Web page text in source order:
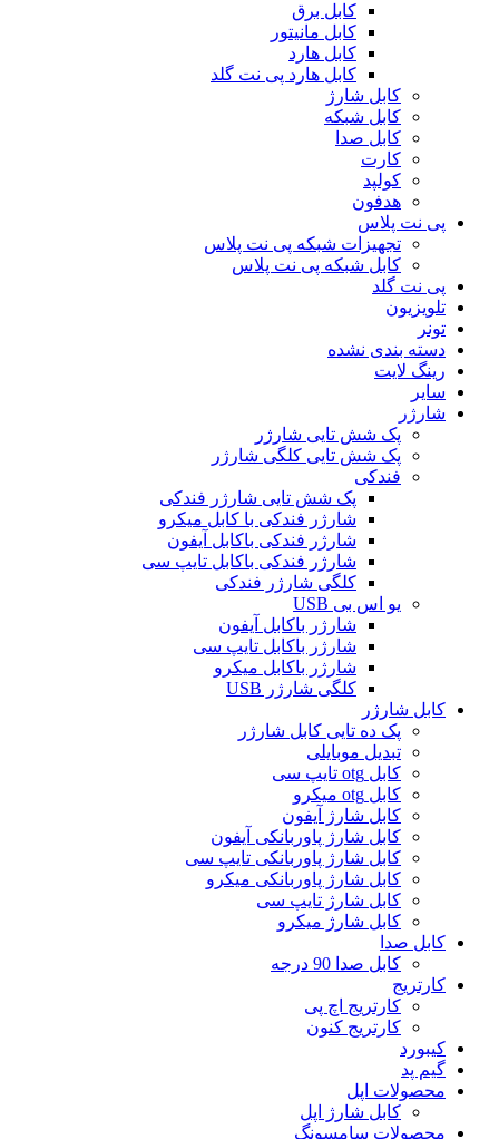
کابل برق
کابل مانیتور
کابل هارد
کابل هارد پی نت گلد
کابل شارژ
کابل شبکه
کابل صدا
کارت
کولپد
هدفون
پی نت پلاس
تجهیزات شبکه پی نت پلاس
کابل شبکه پی نت پلاس
پی نت گلد
تلویزیون
تونر
دسته بندی نشده
رینگ لایت
سایر
شارژر
پک شش تایی شارژر
پک شش تایی کلگی شارژر
فندکی
پک شش تایی شارژر فندکی
شارژر فندکی با کابل میکرو
شارژر فندکی باکابل آیفون
شارژر فندکی باکابل تایپ سی
کلگی شارژر فندکی
یو اس بی USB
شارژر باکابل آیفون
شارژر باکابل تایپ سی
شارژر باکابل میکرو
کلگی شارژر USB
کابل شارژر
پک ده تایی کابل شارژر
تبدیل موبایلی
کابل otg تایپ سی
کابل otg میکرو
کابل شارژ آیفون
کابل شارژ پاوربانکی آیفون
کابل شارژ پاوربانکی تایپ سی
کابل شارژ پاوربانکی میکرو
کابل شارژ تایپ سی
کابل شارژ میکرو
کابل صدا
کابل صدا 90 درجه
کارتریج
کارتریج اچ پی
کارتریج کنون
کیبورد
گیم پد
محصولات اپل
کابل شارژ اپل
محصولات سامسونگ